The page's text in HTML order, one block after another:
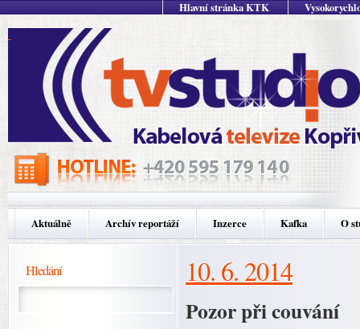
Hlavní stránka KTK
Aktuálně Archív reportáží Inzerce Kafka O
Hledání 10. 6. 2014
Pozor při couvání